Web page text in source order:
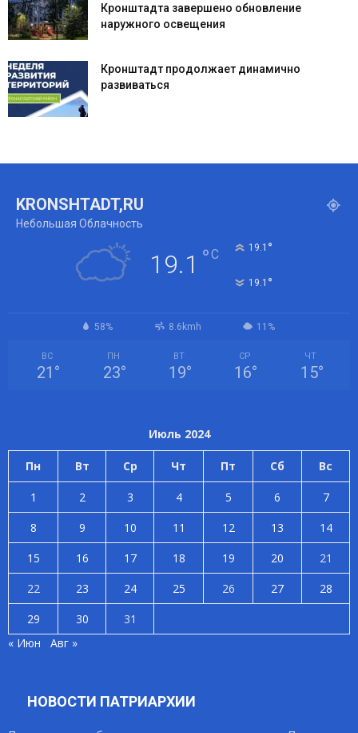
Кронштадта завершено обновление
наружного освещения
Кронштадт продолжает динамично
развиваться
KRONSHTADT,RU
Небольшая Облачность
19.1 °C 19.1 °
19.1 °
58% 8.6kmh 11%
ВС
21 °
ПН
23°
ВТ
19°
СР
16°
ЧТ
15°
Июль 2024
Пн Вт Ср Чт Пт Сб Вс
1 2 3 4 5 6
7
8
9 10 11 12 13
14
15
16 17 18 19 20
21
22
23 24 25 26 27
28
29
30
31
« Июн
Авг »
НОВОСТИ ПАТРИАРХИИ